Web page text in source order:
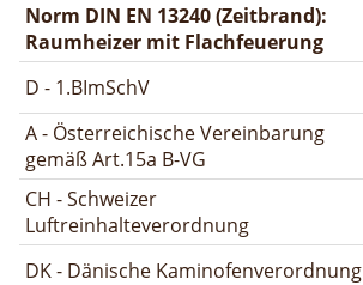
Norm DIN EN 13240 (Zeitbrand):
Raumheizer mit Flachfeuerung
D - 1.BImSchV
A - Österreichische Vereinbarung
gemäß Art.15a B-VG
CH - Schweizer
Luftreinhalteverordnung
DK - Dänische Kaminofenverordnung